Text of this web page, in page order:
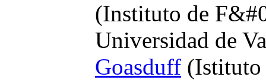
(Instituto de
Universidad de
Goasduff (Istituto